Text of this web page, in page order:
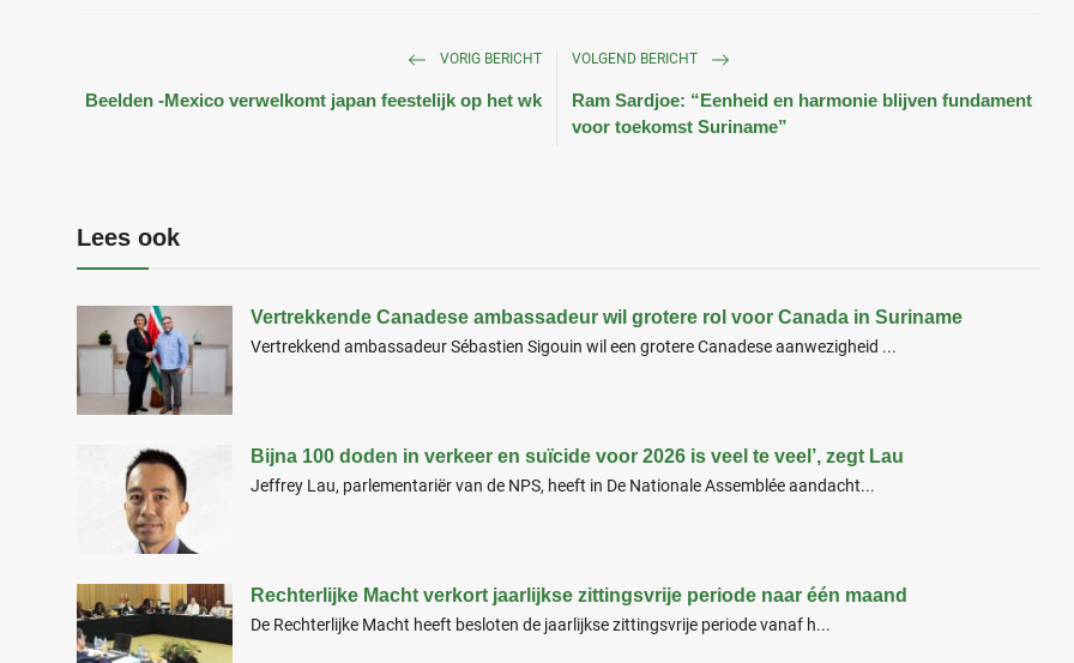
VORIG BERICHT
Beelden -Mexico verwelkomt japan feestelijk op het wk
VOLGEND BERICHT
Ram Sardjoe: “Eenheid en harmonie blijven fundament
voor toekomst Suriname”
Lees ook
Vertrekkende Canadese ambassadeur wil grotere rol voor Canada in Suriname
Vertrekkend ambassadeur Sébastien Sigouin wil een grotere Canadese aanwezigheid ...
Bijna 100 doden in verkeer en suïcide voor 2026 is veel te veel’, zegt Lau
Jeffrey Lau, parlementariër van de NPS, heeft in De Nationale Assemblée aandacht...
Rechterlijke Macht verkort jaarlijkse zittingsvrije periode naar één maand
De Rechterlijke Macht heeft besloten de jaarlijkse zittingsvrije periode vanaf h...